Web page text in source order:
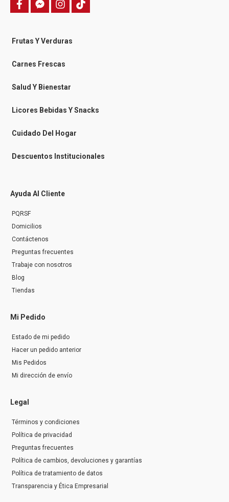
f
a
b
o
f
a
b
o
-
s
s
n
g
r
i
n
g
m
T
i
Frutas Y Verduras
Carnes Frescas
Salud Y Bienestar
Licores Bebidas Y Snacks
Cuidado Del Hogar
Descuentos Institucionales
Ayuda Al Cliente
PQRSF
Domicilios
Contáctenos
Preguntas frecuentes
Trabaje con nosotros
Blog
Tiendas
Mi Pedido
Estado de mi pedido
Hacer un pedido anterior
Mis Pedidos
Mi dirección de envío
Legal
Términos y condiciones
Política de privacidad
Preguntas frecuentes
Política de cambios, devoluciones y garantías
Política de tratamiento de datos
Transparencia y Ética Empresarial